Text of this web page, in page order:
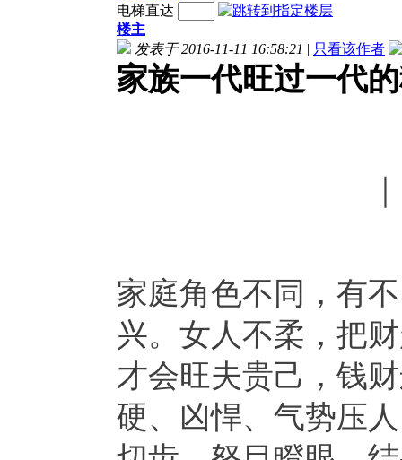
电梯直达
楼主
发表于 2016-11-11 16:58:21 | 只看该作者
家族一代旺过一代
家庭角色不同，有
兴。女人不柔，把
才会旺夫贵己，钱
硬、凶悍、气势压